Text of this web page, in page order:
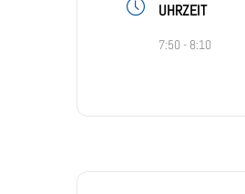
UHRZEIT
7:50 - 8:10